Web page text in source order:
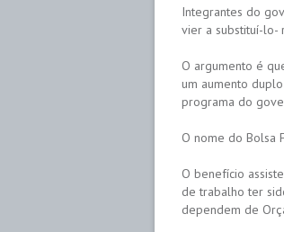
Integrantes do
vier a substituí-lo-
O argumento é
um aumento
programa do
O nome do Bolsa
O benefício
de trabalho ter
dependem de